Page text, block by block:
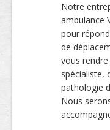
Notre
ambulance
pour
de
vous
spécialiste,
pathologie
Nous